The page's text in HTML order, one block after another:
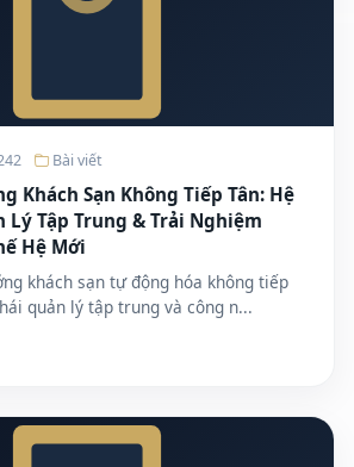
Bài viết
Khách Sạn Không Tiếp Tân: Hệ
Lý Tập Trung & Trải Nghiệm
Hệ Mới
khách sạn tự động hóa không tiếp
quản lý tập trung và công n...